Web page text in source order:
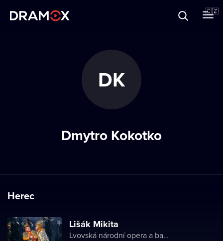
🇨🇿
DK
Dmytro Kokotko
Herec
Lišák Mikita
Lvovská národní opera a balet